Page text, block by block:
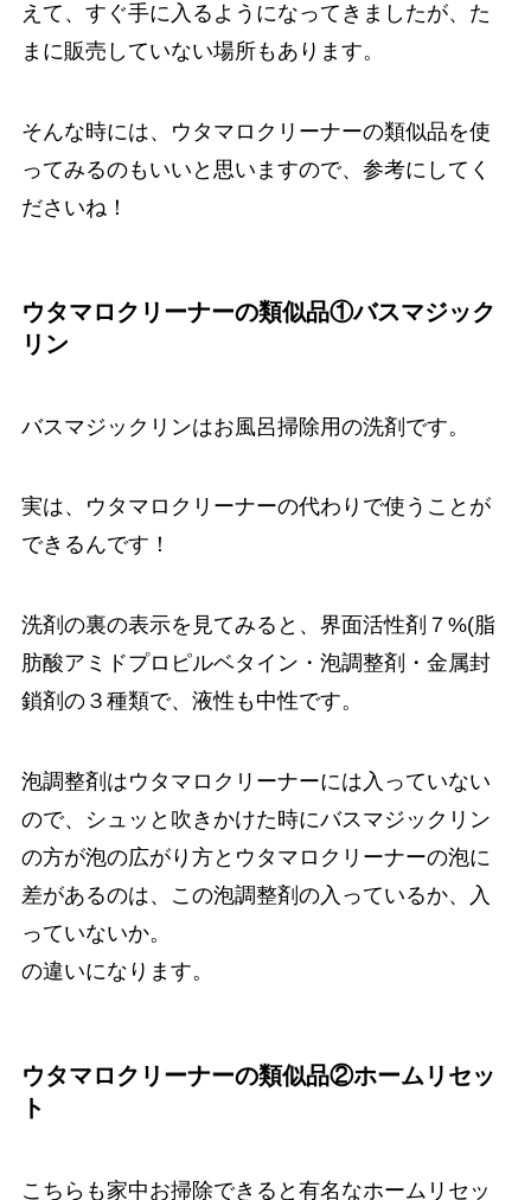
えて、すぐ手に入るようになってきましたが、た
まに販売していない場所もあります。
そんな時には、ウタマロクリーナーの類似品を使
ってみるのもいいと思いますので、参考にしてく
ださいね！
ウタマロクリーナーの類似品①バスマジック
リン
バスマジックリンはお風呂掃除用の洗剤です。
実は、ウタマロクリーナーの代わりで使うことが
できるんです！
洗剤の裏の表示を見てみると、界面活性剤７%(脂
肪酸アミドプロピルベタイン・泡調整剤・金属封
鎖剤の３種類で、液性も中性です。
泡調整剤はウタマロクリーナーには入っていない
ので、シュッと吹きかけた時にバスマジックリン
の方が泡の広がり方とウタマロクリーナーの泡に
差があるのは、この泡調整剤の入っているか、入
っていないか。
の違いになります。
ウタマロクリーナーの類似品②ホームリセッ
ト
こちらも家中お掃除できると有名なホームリセッ